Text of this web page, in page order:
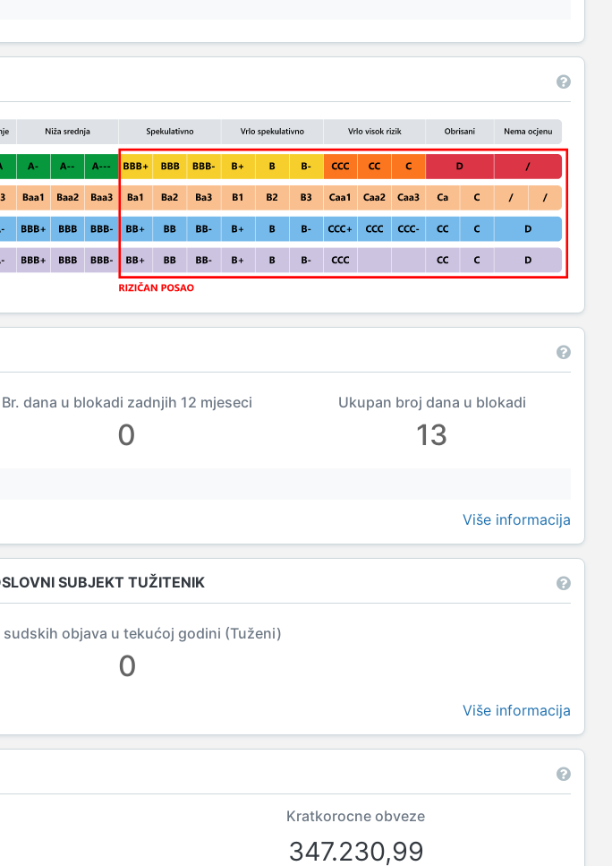
Br. dana u blokadi zadnjih 12 mjeseci
0
Ukupan broj dana u blokadi
13
Više informacija
SUBJEKT TUŽITENIK
sudskih objava u tekućoj godini (Tuženi)
0
Više informacija
Kratkorocne obveze
347.230,99